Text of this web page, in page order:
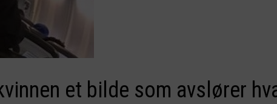
et bilde som avslører